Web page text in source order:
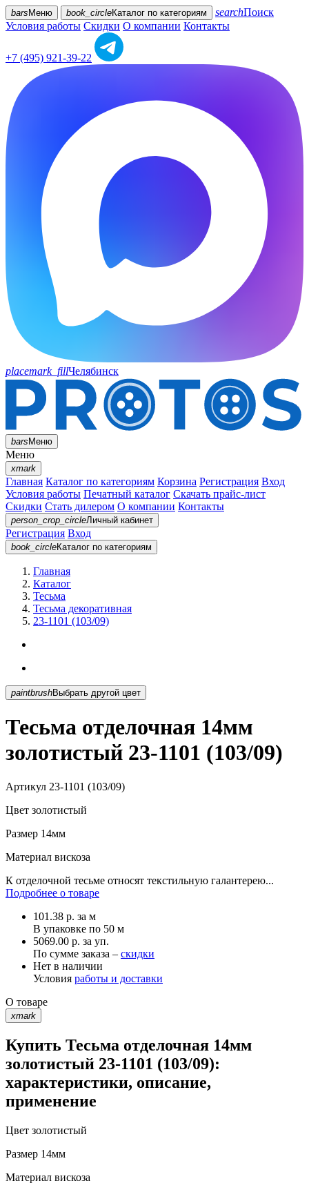
bars Меню book_circleКаталог по категориям searchПоиск
Условия работы Скидки О компании Контакты
+7 (495) 921-39-22
placemark_fillЧелябинск
barsМеню
Меню
xmark
Главная Каталог по категориям Корзина Регистрация Вход
Условия работы Печатный каталог Скачать прайс-лист
Скидки Стать дилером О компании Контакты
person_crop_circleЛичный кабинет
Регистрация Вход
book_circleКаталог по категориям
Главная
Каталог
Тесьма
Тесьма декоративная
23-1101 (103/09)
paintbrush Выбрать другой цвет
Тесьма отделочная 14мм
золотистый 23-1101 (103/09)
Артикул 23-1101 (103/09)
Цвет золотистый
Размер 14мм
Материал вискоза
К отделочной тесьме относят текстильную галантерею...
Подробнее о товаре
101.38 р. за м
В упаковке по 50 м
5069.00 р. за уп.
По сумме заказа – скидки
Нет в наличии
Условия работы и доставки
О товаре
xmark
Купить Тесьма отделочная 14мм
золотистый 23-1101 (103/09):
характеристики, описание,
применение
Цвет золотистый
Размер 14мм
Материал вискоза